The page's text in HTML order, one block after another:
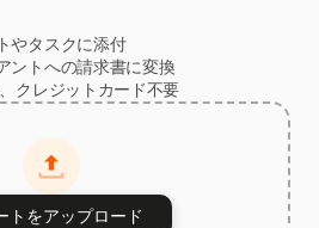
やタスクに添付
ントへの請求書に変換
クレジットカード不要
トをアップロード